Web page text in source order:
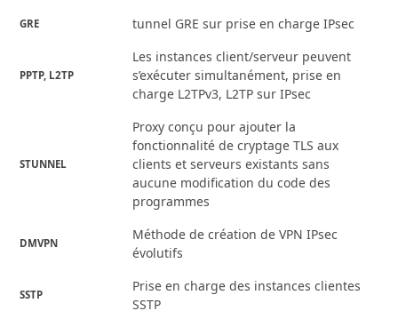
GRE tunnel GRE sur prise en charge IPsec
PPTP, L2TP
Les instances client/serveur peuvent
s’exécuter simultanément, prise en
charge L2TPv3, L2TP sur IPsec
STUNNEL
Proxy conçu pour ajouter la
fonctionnalité de cryptage TLS aux
clients et serveurs existants sans
aucune modification du code des
programmes
DMVPN
Méthode de création de VPN IPsec
évolutifs
SSTP
Prise en charge des instances clientes
SSTP